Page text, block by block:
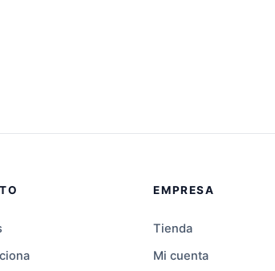
EMPRESA
Tienda
Mi cuenta